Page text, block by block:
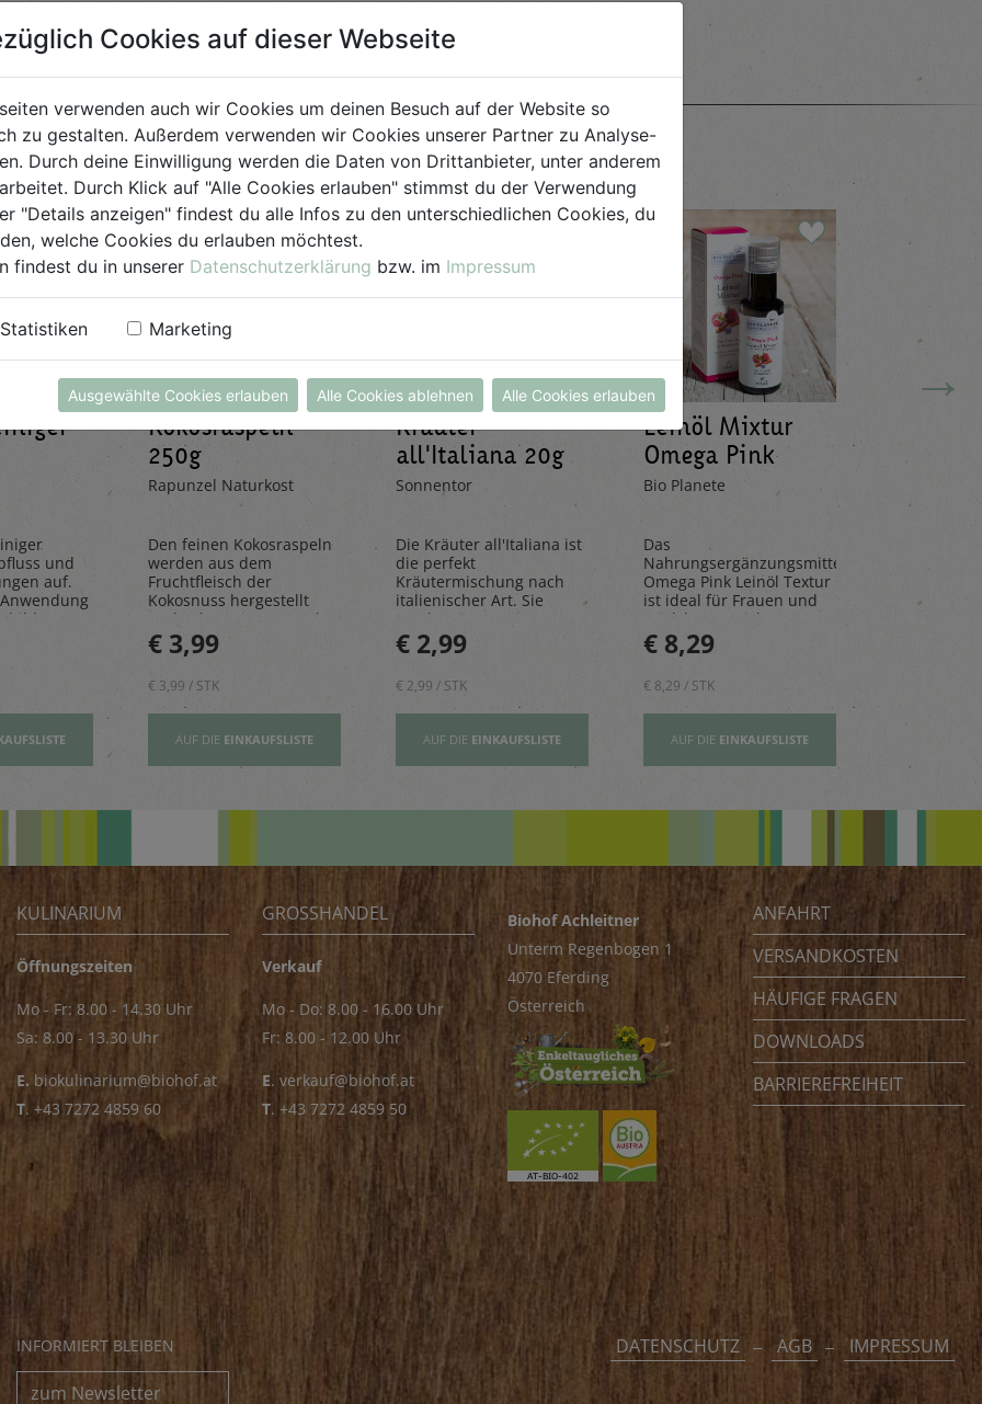
Bio-Produkte
für Jedermann
und
auf.
Kokosraspeln
250g
Rapunzel Naturkost
Den feinen Kokosraspeln
werden aus dem
Fruchtfleisch der
Kokosnuss hergestellt
und geben einen Hauch
Exotik in köstliche Kuchen
& Kekse
€ 3,99
€ 3,99 / STK
AUF DIE EINKAUFSLISTE
Kräuter
all'Italiana 20g
Sonnentor
Die Kräuter all'Italiana ist
die perfekt
Kräutermischung nach
italienischer Art. Sie
rundet Pizzen, Risottos
und Pastagerichte ab.
€ 2,99
€ 2,99 / STK
AUF DIE EINKAUFSLISTE
Leinöl Mixtur
Omega Pink
100ml
Bio Planete
Das
Nahrungsergänzungsmittel
Omega Pink Leinöl Textur
ist ideal für Frauen und
Mädchen – reich an
Vitamin E und wertovllen
Omega-3-Fettsäuren
€ 8,29
€ 8,29 / STK
AUF DIE EINKAUFSLISTE
→
KULINARIUM
Öffnungszeiten
Mo - Fr: 8.00 - 14.30 Uhr
Sa: 8.00 - 13.30 Uhr
E. biokulinarium@biohof.at
T. +43 7272 4859 60
GROSSHANDEL
Verkauf
Mo - Do: 8.00 - 16.00 Uhr
Fr: 8.00 - 12.00 Uhr
E. verkauf@biohof.at
T. +43 7272 4859 50
Biohof Achleitner
Unterm Regenbogen 1
4070 Eferding
Österreich
ANFAHRT
VERSANDKOSTEN
HÄUFIGE FRAGEN
DOWNLOADS
BARRIEREFREIHEIT
INFORMIERT BLEIBEN
zum Newsletter
DATENSCHUTZ AGB IMPRESSUM
Cookies auf dieser Webseite
verwenden auch wir Cookies um deinen Besuch auf der Website so
zu gestalten. Außerdem verwenden wir Cookies unserer Partner zu Analyse-
Durch deine Einwilligung werden die Daten von Drittanbieter, unter anderem
Durch Klick auf "Alle Cookies erlauben" stimmst du der Verwendung
"Details anzeigen" findest du alle Infos zu den unterschiedlichen Cookies, du
welche Cookies du erlauben möchtest.
findest du in unserer Datenschutzerklärung bzw. im Impressum
Statistiken Marketing
Ausgewählte Cookies erlauben Alle Cookies ablehnen Alle Cookies erlauben